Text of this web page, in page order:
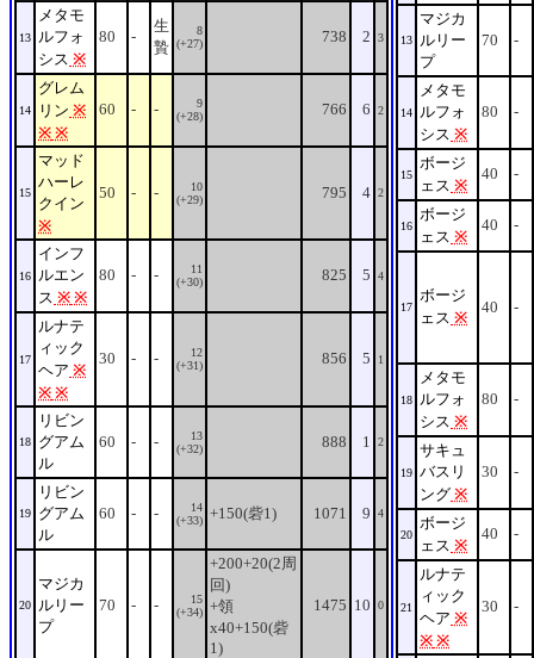
13
メタモ
ルフォ
シス ※
80 -
生
贄
8
(+27)
738 2 3
14
グレム
リン ※
※ ※
60 - -
9
(+28)
766 6 2
15
マッド
ハーレ
クイン
※
50 - -
10
(+29)
795 4 2
16
インフ
ルエン
ス ※ ※
80 - -
11
(+30)
825 5 4
17
ルナテ
ィック
ヘア ※
※ ※
30 - -
12
(+31)
856 5 1
18
リビン
グアム
ル
60 - -
13
(+32)
888 1 2
19
リビン
グアム
ル
60 - -
14
(+33) +150(砦1) 1071 9 4
20
マジカ
ルリー
プ
70 - -
15
(+34)
+200+20(2周
回)
+領
x40+150(砦
1)
1475 10 0
13
マジカ
ルリー
プ
70 -
14
メタモ
ルフォ
シス ※
80 -
15
ボージ
ェス ※
40 -
16
ボージ
ェス ※
40 -
17
ボージ
ェス ※
40 -
18
メタモ
ルフォ
シス ※
80 -
19
サキュ
バスリ
ング ※
30 -
20
ボージ
ェス ※
40 -
21
ルナテ
ィック
ヘア ※
※ ※
30 -